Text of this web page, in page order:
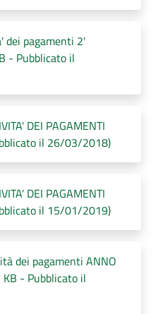
dei pagamenti 2'
- Pubblicato il
DEI PAGAMENTI
il 26/03/2018)
DEI PAGAMENTI
il 15/01/2019)
dei pagamenti ANNO
- Pubblicato il